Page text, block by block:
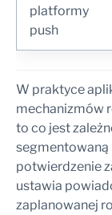
platformy
push
W praktyce
mechanizmów
to co jest
segmentowaną
potwierdzenie
ustawia
zaplanowanej